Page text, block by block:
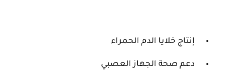
إنتاج خلايا الدم الحمراء
دعم صحة الجهاز العصبي